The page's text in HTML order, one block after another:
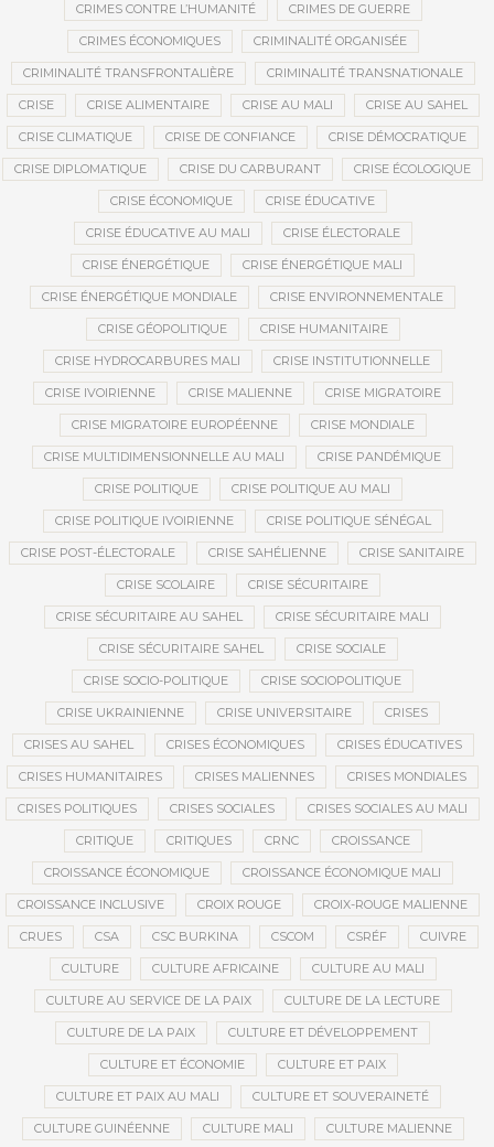
CRIMES CONTRE L’HUMANITÉ CRIMES DE GUERRE
CRIMES ÉCONOMIQUES CRIMINALITÉ ORGANISÉE
CRIMINALITÉ TRANSFRONTALIÈRE CRIMINALITÉ TRANSNATIONALE
CRISE CRISE ALIMENTAIRE CRISE AU MALI CRISE AU SAHEL
CRISE CLIMATIQUE CRISE DE CONFIANCE CRISE DÉMOCRATIQUE
CRISE DIPLOMATIQUE CRISE DU CARBURANT CRISE ÉCOLOGIQUE
CRISE ÉCONOMIQUE CRISE ÉDUCATIVE
CRISE ÉDUCATIVE AU MALI CRISE ÉLECTORALE
CRISE ÉNERGÉTIQUE CRISE ÉNERGÉTIQUE MALI
CRISE ÉNERGÉTIQUE MONDIALE CRISE ENVIRONNEMENTALE
CRISE GÉOPOLITIQUE CRISE HUMANITAIRE
CRISE HYDROCARBURES MALI CRISE INSTITUTIONNELLE
CRISE IVOIRIENNE CRISE MALIENNE CRISE MIGRATOIRE
CRISE MIGRATOIRE EUROPÉENNE CRISE MONDIALE
CRISE MULTIDIMENSIONNELLE AU MALI CRISE PANDÉMIQUE
CRISE POLITIQUE CRISE POLITIQUE AU MALI
CRISE POLITIQUE IVOIRIENNE CRISE POLITIQUE SÉNÉGAL
CRISE POST-ÉLECTORALE CRISE SAHÉLIENNE CRISE SANITAIRE
CRISE SCOLAIRE CRISE SÉCURITAIRE
CRISE SÉCURITAIRE AU SAHEL CRISE SÉCURITAIRE MALI
CRISE SÉCURITAIRE SAHEL CRISE SOCIALE
CRISE SOCIO-POLITIQUE CRISE SOCIOPOLITIQUE
CRISE UKRAINIENNE CRISE UNIVERSITAIRE CRISES
CRISES AU SAHEL CRISES ÉCONOMIQUES CRISES ÉDUCATIVES
CRISES HUMANITAIRES CRISES MALIENNES CRISES MONDIALES
CRISES POLITIQUES CRISES SOCIALES CRISES SOCIALES AU MALI
CRITIQUE CRITIQUES CRNC CROISSANCE
CROISSANCE ÉCONOMIQUE CROISSANCE ÉCONOMIQUE MALI
CROISSANCE INCLUSIVE CROIX ROUGE CROIX-ROUGE MALIENNE
CRUES CSA CSC BURKINA CSCOM CSRÉF CUIVRE
CULTURE CULTURE AFRICAINE CULTURE AU MALI
CULTURE AU SERVICE DE LA PAIX CULTURE DE LA LECTURE
CULTURE DE LA PAIX CULTURE ET DÉVELOPPEMENT
CULTURE ET ÉCONOMIE CULTURE ET PAIX
CULTURE ET PAIX AU MALI CULTURE ET SOUVERAINETÉ
CULTURE GUINÉENNE CULTURE MALI CULTURE MALIENNE